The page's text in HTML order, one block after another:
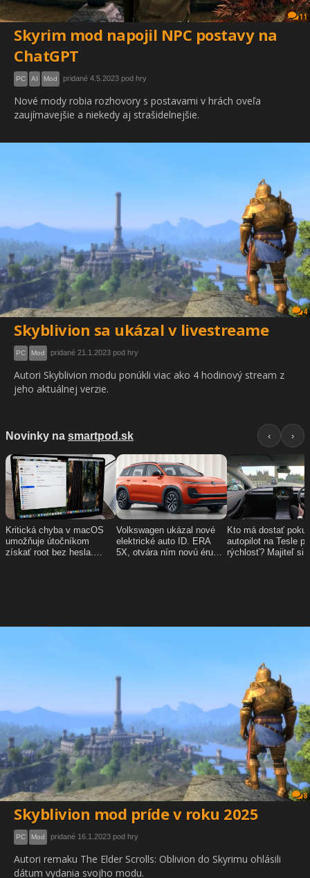
11
Skyrim mod napojil NPC postavy na
ChatGPT
PC AI Mod pridané 4.5.2023 pod hry
Nové mody robia rozhovory s postavami v hrách oveľa
zaujímavejšie a niekedy aj strašidelnejšie.
4
Skyblivion sa ukázal v livestreame
PC Mod pridané 21.1.2023 pod hry
Autori Skyblivion modu ponúkli viac ako 4 hodinový stream z
jeho aktuálnej verzie.
8
Skyblivion mod príde v roku 2025
PC Mod pridané 16.1.2023 pod hry
Autori remaku The Elder Scrolls: Oblivion do Skyrimu ohlásili
dátum vydania svojho modu.